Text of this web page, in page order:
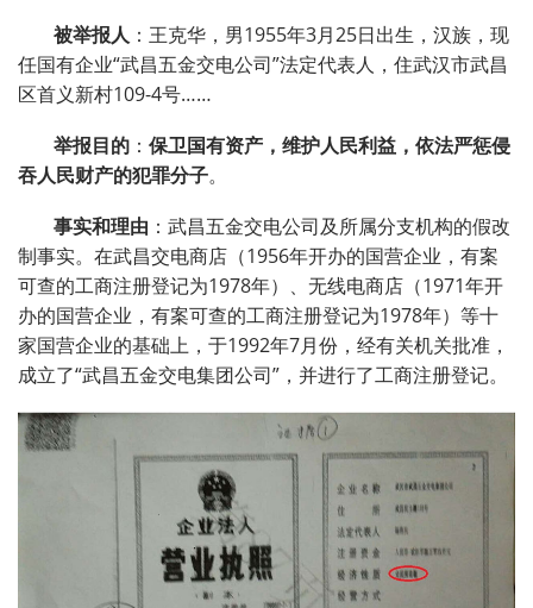
被举报人 ：王克华，男1955年3月25日出生，汉族，现
任国有企业“武昌五金交电公司”法定代表人，住武汉市武昌
区首义新村109-4号……
举报目的 ： 保卫国有资产，维护人民利益，依法严惩侵
吞人民财产的犯罪分子。
事实和理由 ：武昌五金交电公司及所属分支机构的假改
制事实。在武昌交电商店（1956年开办的国营企业，有案
可查的工商注册登记为1978年）、无线电商店（1971年开
办的国营企业，有案可查的工商注册登记为1978年）等十
家国营企业的基础上，于1992年7月份，经有关机关批准，
成立了“武昌五金交电集团公司”，并进行了工商注册登记。